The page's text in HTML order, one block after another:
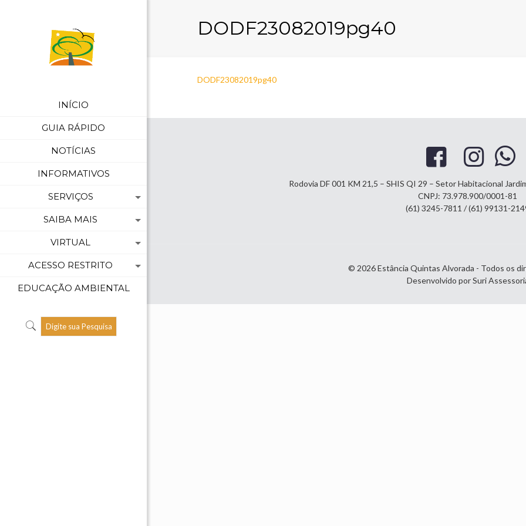
INÍCIO
GUIA RÁPIDO
NOTÍCIAS
INFORMATIVOS
SERVIÇOS
SAIBA MAIS
VIRTUAL
ACESSO RESTRITO
EDUCAÇÃO AMBIENTAL
DODF23082019pg40
DODF23082019pg40
Rodovia DF 001 KM 21,5 – SHIS QI 29 – Setor Habitacional
CNPJ: 73.978.900/0001-81
(61) 3245-7811 / (61) 99131-
© 2026 Estância Quintas Alvorada - Todos os
Desenvolvido por Suri